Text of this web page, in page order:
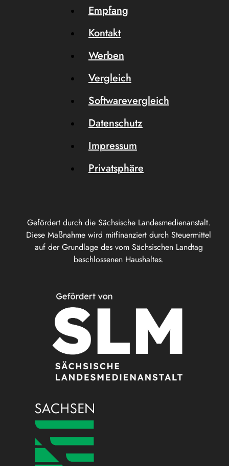
Gefördert durch die Sächsische Landesmedienanstalt.
Diese Maßnahme wird mitfinanziert durch Steuermittel
auf der Grundlage des vom Sächsischen Landtag
beschlossenen Haushaltes.
Empfang
Kontakt
Werben
Vergleich
Softwarevergleich
Datenschutz
Impressum
Privatsphäre